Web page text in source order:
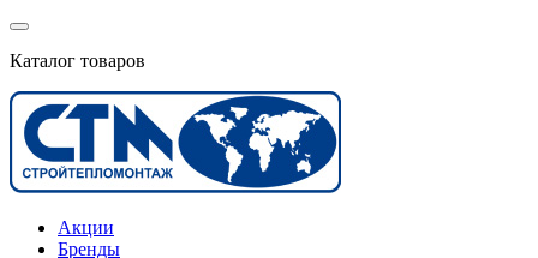
Каталог товаров
Акции
Бренды